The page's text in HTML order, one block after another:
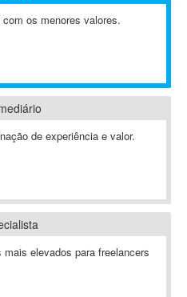
os menores valores.
de experiência e valor.
elevados para freelancers